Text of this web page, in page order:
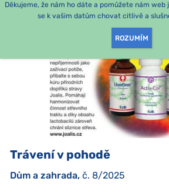
Děkujeme, že nám ho dáte a pomůžete nám web
se k vašim datům chovat citlivě a
ROZUMÍM
Trávení v pohodě
Dům a zahrada, č. 8/2025